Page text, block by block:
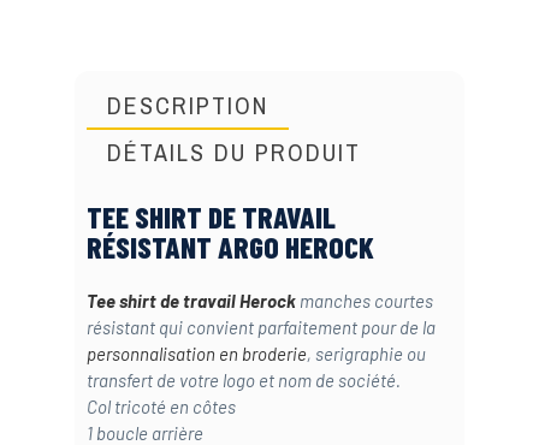
DESCRIPTION
DÉTAILS DU PRODUIT
TEE SHIRT DE TRAVAIL
RÉSISTANT ARGO HEROCK
Tee shirt de travailHerockmanches courtes
résistant qui convient parfaitement pour de la
personnalisation en broderie, serigraphie ou
transfert de votre logo et nom de société.
Col tricoté en côtes
1 boucle arrière